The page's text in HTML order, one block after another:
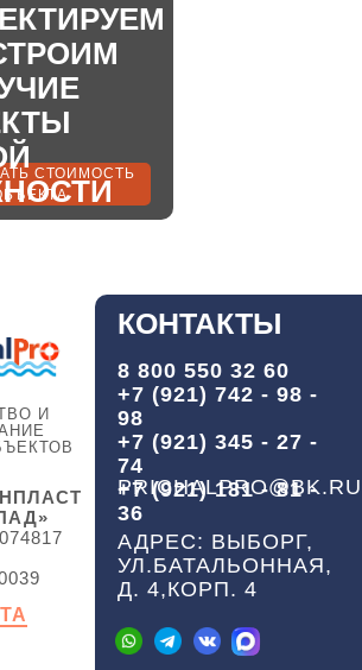
СТОИМОСТЬ
И
КОНТАКТЫ
АДРЕС: ВЫБОРГ,
УЛ.БАТАЛЬОННАЯ,
Д. 4,КОРП. 4
PRICHALPRO@BK.RU
8 800 550 32 60
+7 (921) 742 - 98 -
98
+7 (921) 345 - 27 -
74
+7 (921) 181 - 81 -
36